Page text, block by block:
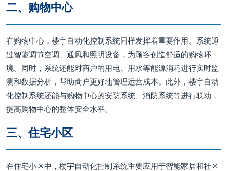
二、购物中心
在购物中心，楼宇自动化控制系统同样发挥着重要作用。系统通
过智能调节空调、通风和照明设备，为顾客创造舒适的购物环
境。同时，系统还能对商户的用电、用水等能源消耗进行实时监
测和数据分析，帮助商户更好地管理运营成本。此外，楼宇自动
化控制系统还能与购物中心的安防系统、消防系统等进行联动，
提高购物中心的整体安全水平。
三、住宅小区
在住宅小区中，楼宇自动化控制系统主要应用于智能家居和社区